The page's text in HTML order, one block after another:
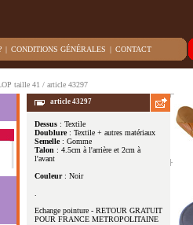
| CONDITIONS GÉNÉRALES | CONTACT
taille 41 / article 43297
article 43297
Dessus : Textile
Doublure: Textile + autres matériaux
Semelle: Gomme
Talon : 4.5cm à l'arrière et 2cm à
l'avant
Couleur : Noir
Echange pointure - RETOUR GRATUIT
POUR FRANCE METROPOLITAINE
Autres vues